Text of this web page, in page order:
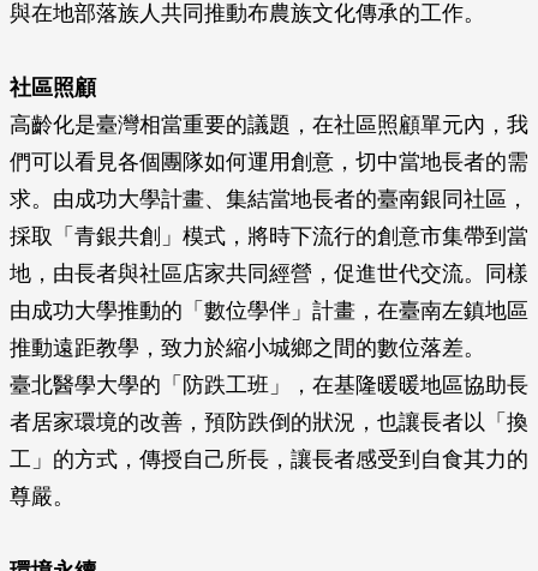
與在地部落族人共同推動布農族文化傳承的工作。
社區照顧
高齡化是臺灣相當重要的議題，在社區照顧單元內，我
們可以看見各個團隊如何運用創意，切中當地長者的需
求。由成功大學計畫、集結當地長者的臺南銀同社區，
採取「青銀共創」模式，將時下流行的創意市集帶到當
地，由長者與社區店家共同經營，促進世代交流。同樣
由成功大學推動的「數位學伴」計畫，在臺南左鎮地區
推動遠距教學，致力於縮小城鄉之間的數位落差。
臺北醫學大學的「防跌工班」，在基隆暖暖地區協助長
者居家環境的改善，預防跌倒的狀況，也讓長者以「換
工」的方式，傳授自己所長，讓長者感受到自食其力的
尊嚴。